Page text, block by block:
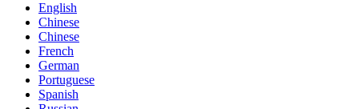
English
Chinese
Chinese
French
German
Portuguese
Spanish